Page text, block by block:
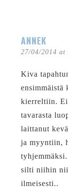
ANNEK
27/04/2014 at
Kiva
ensimmäistä
kierreltiin.
tavarasta
laittanut
ja myyntiin,
silti niihin
ilmeisesti..